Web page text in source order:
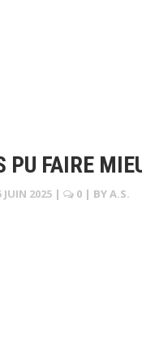
PU FAIRE
JUIN 2025 | 0 | BYA.S.